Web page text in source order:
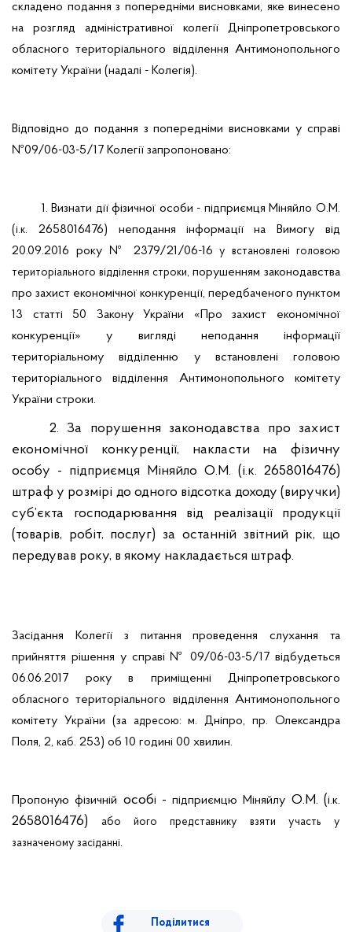
складено подання з попередніми висновками, яке винесено
на розгляд адміністративної колегії Дніпропетровського
обласного територіального відділення Антимонопольного
комітету України (надалі - Колегія).
Відповідно до подання з попередніми висновками у справі
№09/06-03-5/17 Колегії запропоновано:
1. Визнати дії фізичної особи - підприємця Міняйло О.М.
(і.к. 2658016476) неподання інформації на Вимогу від
20.09.2016 року № 2379/21/06-16 у встановлені головою
територіального відділення строки, порушенням законодавства
про захист економічної конкуренції, передбаченого пунктом
13 статті 50 Закону України «Про захист економічної
конкуренції» у вигляді неподання інформації
територіальному відділенню у встановлені головою
територіального відділення Антимонопольного комітету
України строки.
2. За порушення законодавства про захист
економічної конкуренції, накласти на фізичну
особу - підприємця Міняйло О.М. (і.к. 2658016476)
штраф у розмірі до одного відсотка доходу (виручки)
суб’єкта господарювання від реалізації продукції
(товарів, робіт, послуг) за останній звітний рік, що
передував року, в якому накладається штраф.
Засідання Колегії з питання проведення слухання та
прийняття рішення у справі № 09/06-03-5/17 відбудеться
06.06.2017 року в приміщенні Дніпропетровського
обласного територіального відділення Антимонопольного
комітету України (за
адресою: м. Дніпро, пр. Олександра
Поля, 2, каб. 253) об 10 годині 00 хвилин.
Пропоную фізичній особі -підприємцю Міняйлу О.М. (і.к.
2658016476)
або його представнику взяти участь у
зазначеному засіданні.
Поділитися